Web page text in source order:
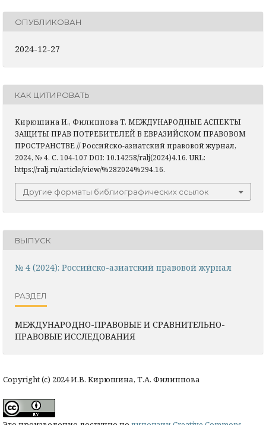
ОПУБЛИКОВАН
2024-12-27
КАК ЦИТИРОВАТЬ
Кирюшина И., Филиппова Т. МЕЖДУНАРОДНЫЕ АСПЕКТЫ
ЗАЩИТЫ ПРАВ ПОТРЕБИТЕЛЕЙ В ЕВРАЗИЙСКОМ ПРАВОВОМ
ПРОСТРАНСТВЕ // Российско-азиатский правовой журнал,
2024, № 4. С. 104-107 DOI: 10.14258/ralj(2024)4.16. URL:
https://ralj.ru/article/view/%282024%294.16.
Другие форматы библиографических ссылок
ВЫПУСК
№ 4 (2024): Российско-азиатский правовой журнал
РАЗДЕЛ
МЕЖДУНАРОДНО-ПРАВОВЫЕ И СРАВНИТЕЛЬНО-
ПРАВОВЫЕ ИССЛЕДОВАНИЯ
Copyright (c) 2024 И.В. Кирюшина, Т.А. Филиппова